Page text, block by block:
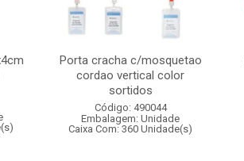
Porta cracha c/mosquetao
cordao vertical color
sortidos
Código: 490044
Embalagem: Unidade
Caixa Com: 360 Unidade(s)